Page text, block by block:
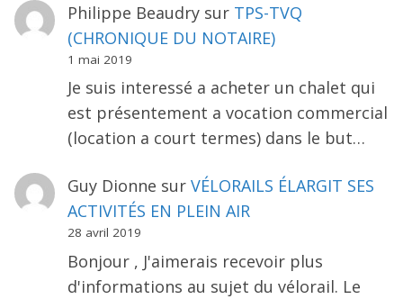
Philippe Beaudrysur TPS-TVQ
(CHRONIQUE DU NOTAIRE)
1 mai 2019
Je suis interessé a acheter un chalet qui
est présentement a vocation commercial
(location a court termes) dans le but…
Guy Dionne sur VÉLORAILS ÉLARGIT SES
ACTIVITÉS EN PLEIN AIR
28 avril 2019
Bonjour , J'aimerais recevoir plus
d'informations au sujet du vélorail. Le